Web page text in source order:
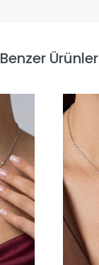
Benzer Ürünler